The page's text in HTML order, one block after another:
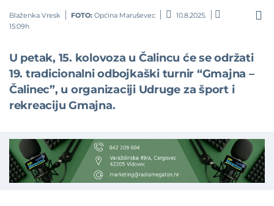
Blaženka Vresk FOTO: Općina Maruševec
10.8.2025.
15:09h
U petak, 15. kolovoza u Čalincu će se održati
19. tradicionalni odbojkaški turnir “Gmajna –
Čalinec”, u organizaciji Udruge za šport i
rekreaciju Gmajna.